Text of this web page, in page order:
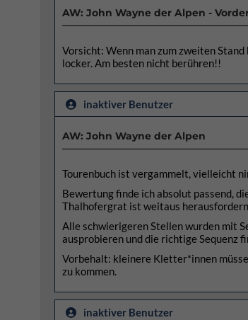
AW: John Wayne der Alpen -
Vorsicht: Wenn man zum zweiten
locker. Am besten nicht berühren!!
inaktiver Benutzer
AW: John Wayne der Alpen
Tourenbuch ist vergammelt, vielleicht
Bewertung finde ich absolut passend,
Thalhofergrat ist weitaus
Alle schwierigeren Stellen wurden mit
ausprobieren und die richtige Sequenz
Vorbehalt: kleinere Kletter*innen
zu kommen.
inaktiver Benutzer